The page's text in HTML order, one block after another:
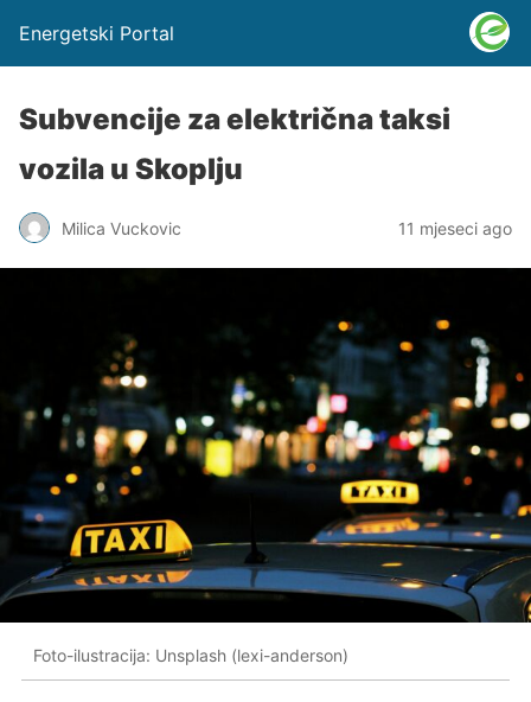
Energetski Portal
Subvencije za električna taksi
vozila u Skoplju
Milica Vuckovic 11 mjeseci ago
Foto-ilustracija: Unsplash (lexi-anderson)